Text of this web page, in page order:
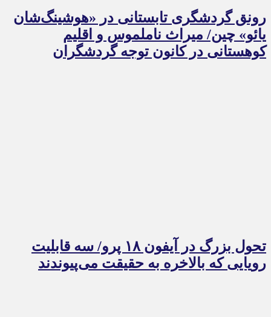
رونق گردشگری تابستانی در «هوشینگ‌شان
یائو» چین/ میراث ناملموس و اقلیم
کوهستانی در کانون توجه گردشگران
تحول بزرگ در آیفون ۱۸ پرو/ سه قابلیت
رویایی که بالاخره به حقیقت می‌پیوندند